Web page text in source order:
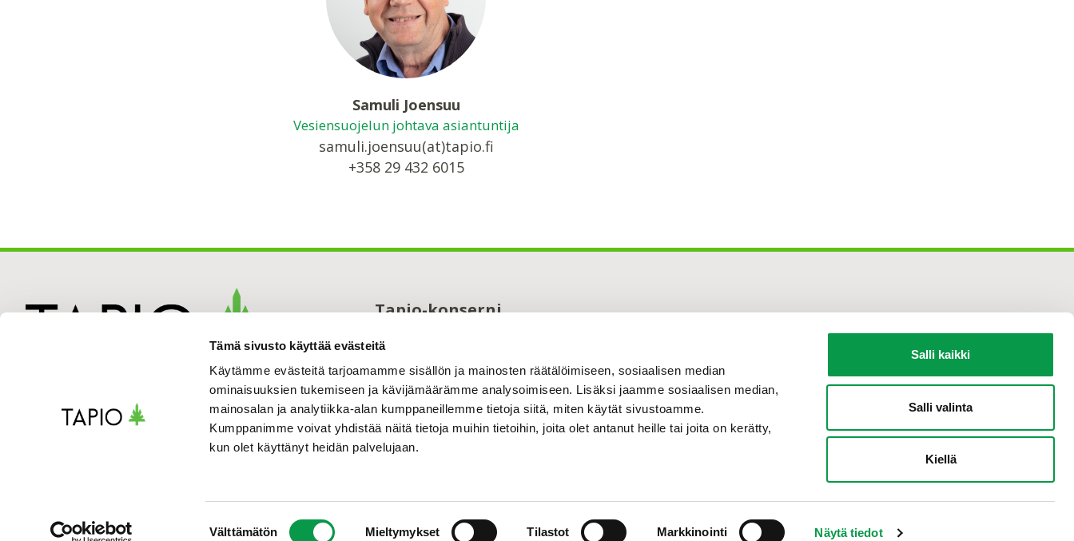
Tämä sivusto käyttää evästeitä
Käytämme evästeitä tarjoamamme sisällön ja mainosten räätälöimiseen, sosiaalisen median
ominaisuuksien tukemiseen ja kävijämäärämme analysoimiseen. Lisäksi jaamme sosiaalisen median,
mainosalan ja analytiikka-alan kumppaneillemme tietoja siitä, miten käytät sivustoamme.
Kumppanimme voivat yhdistää näitä tietoja muihin tietoihin, joita olet antanut heille tai joita on kerätty,
kun olet käyttänyt heidän palvelujaan.
Välttämätön Mieltymykset Tilastot Markkinointi Näytä tiedot
Salli kaikki
Salli valinta
Kiellä
Samuli Joensuu
Vesiensuojelun johtava asiantuntija
samuli.joensuu(at)tapio.fi
+358 29 432 6015
Tilaa
uutiskirje
Tapio-konserni
00240 Helsinki
0294 32 6000
tapio@tapio.fi